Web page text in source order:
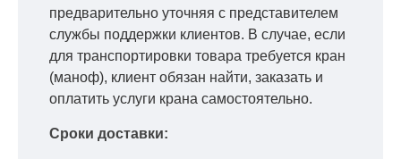
предварительно уточняя с представителем
службы поддержки клиентов. В случае, если
для транспортировки товара требуется кран
(маноф), клиент обязан найти, заказать и
оплатить услуги крана самостоятельно.
Сроки доставки: